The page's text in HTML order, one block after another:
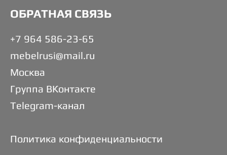
ОБРАТНАЯ СВЯЗЬ
+7 964 586-23-65
mebelrusi@mail.ru
Москва
Группа ВКонтакте
Telegram-канал
Политика конфиденциальности